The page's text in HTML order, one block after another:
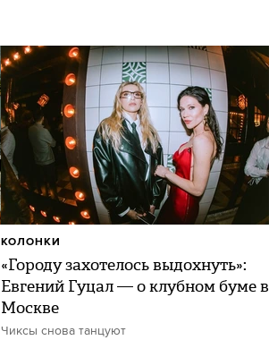
«Городу захотелось выдохнуть»:
Евгений Гуцал — о клубном буме в
Москве
Чиксы снова танцуют
КОЛОНКИ